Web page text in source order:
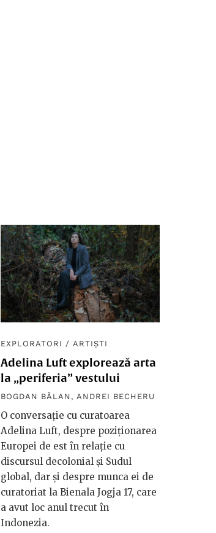
EXPLORATORI / ARTIȘTI
Adelina Luft explorează arta
la „periferia” vestului
BOGDAN BĂLAN , ANDREI BECHERU
O conversație cu curatoarea
Adelina Luft, despre poziționarea
Europei de est în relație cu
discursul decolonial și Sudul
global, dar și despre munca ei de
curatoriat la Bienala Jogja 17, care
a avut loc anul trecut în
Indonezia.